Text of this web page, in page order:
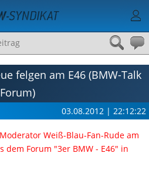
felgen am E46 (BMW-Talk
Forum)
03.08.2012 | 22:12:22
Weiß-Blau-Fan-Rude am
dem Forum "3er BMW - E46" in